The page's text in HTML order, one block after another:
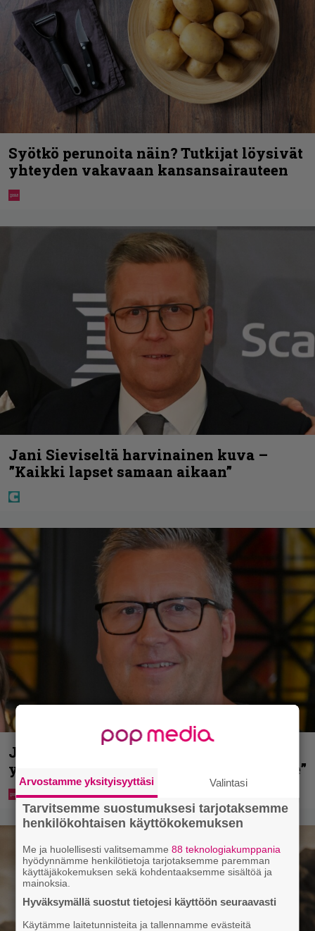
Syötkö perunoita näin? Tutkijat löysivät
yhteyden vakavaan kansansairauteen
Jani Sieviseltä harvinainen kuva –
”Kaikki lapset samaan aikaan”
Jani Sievinen kokosi lapsikatraansa
yhteen – ”Minun suurin perintöni heille”
Arvostamme yksityisyyttäsi Valintasi
Tarvitsemme suostumuksesi tarjotaksemme
henkilökohtaisen käyttökokemuksen
Me ja huolellisesti valitsemamme88 teknologiakumppania
hyödynnämme henkilötietoja tarjotaksemme paremman
käyttäjäkokemuksen sekä kohdentaaksemme sisältöä ja
mainoksia.
Hyväksymällä suostut tietojesi käyttöön seuraavasti
Käytämme laitetunnisteita ja tallennamme evästeitä